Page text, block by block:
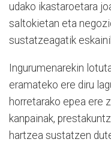
udako ikastaroetara
saltokietan eta
sustatzeagatik
Ingurumenarekin
eramateko ere diru
horretarako epea ere
kanpainak,
hartzea sustatzen